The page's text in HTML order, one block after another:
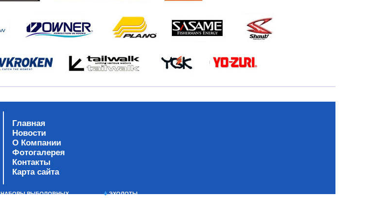
Главная
Новости
О Компании
Фотогалерея
Контакты
Карта сайта
НАБОРЫ РЫБОЛОВНЫХ
ЭХОЛОТЫ